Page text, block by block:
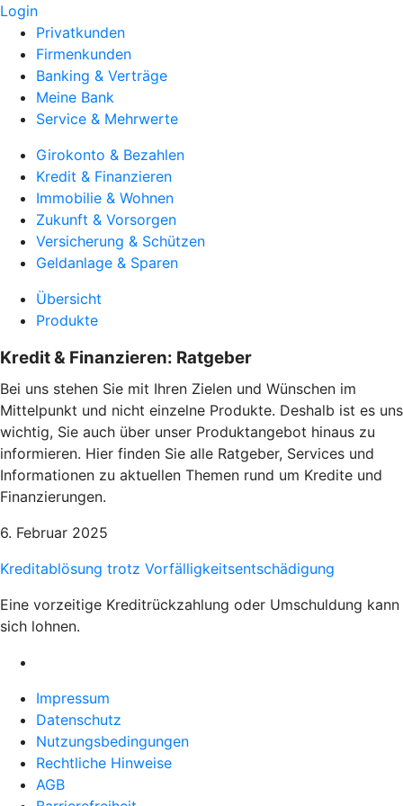
Login
Privatkunden
Firmenkunden
Banking & Verträge
Meine Bank
Service & Mehrwerte
Girokonto & Bezahlen
Kredit & Finanzieren
Immobilie & Wohnen
Zukunft & Vorsorgen
Versicherung & Schützen
Geldanlage & Sparen
Übersicht
Produkte
Kredit & Finanzieren: Ratgeber
Bei uns stehen Sie mit Ihren Zielen und Wünschen im
Mittelpunkt und nicht einzelne Produkte. Deshalb ist es uns
wichtig, Sie auch über unser Produktangebot hinaus zu
informieren. Hier finden Sie alle Ratgeber, Services und
Informationen zu aktuellen Themen rund um Kredite und
Finanzierungen.
6. Februar 2025
Kreditablösung trotz Vorfälligkeitsentschädigung
Eine vorzeitige Kreditrückzahlung oder Umschuldung kann
sich lohnen.
Impressum
Datenschutz
Nutzungsbedingungen
Rechtliche Hinweise
AGB